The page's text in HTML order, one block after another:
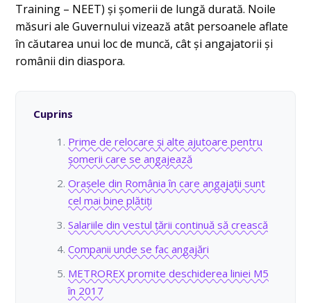
Training – NEET) și șomerii de lungă durată. Noile
măsuri ale Guvernului vizează atât persoanele aflate
în căutarea unui loc de muncă, cât și angajatorii și
românii din diaspora.
Cuprins
Prime de relocare și alte ajutoare pentru
șomerii care se angajează
Orașele din România în care angajații sunt
cel mai bine plătiți
Salariile din vestul țării continuă să crească
Companii unde se fac angajări
METROREX promite deschiderea liniei M5
în 2017